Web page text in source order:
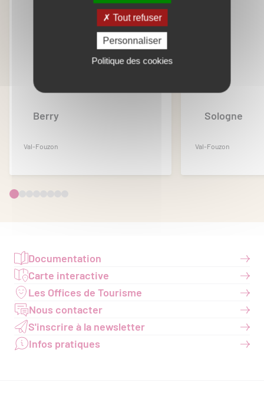
Berry
Val-Fouzon
Sologne
Val-Fouzon
Documentation
Carte interactive
Les Offices de Tourisme
Nous contacter
S'inscrire à la newsletter
Infos pratiques
Tout refuser
Personnaliser
Politique des cookies